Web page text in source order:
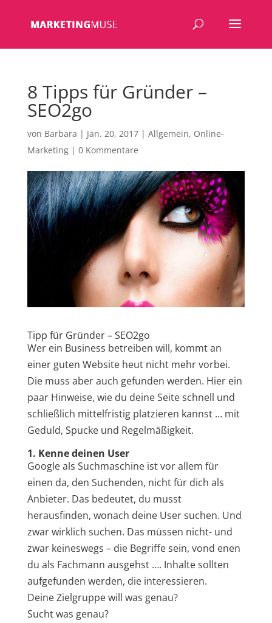
8 Tipps für Gründer –
SEO2go
von Barbara | Jan. 20, 2017| Allgemein, Online-
Marketing| 0 Kommentare
Tipp für Gründer – SEO2go
Wer ein Business betreiben will, kommt an
einer guten Website heut nicht mehr vorbei.
Die muss aber auch gefunden werden. Hier ein
paar Hinweise, wie du deine Seite schnell und
schließlich mittelfristig platzieren kannst … mit
Geduld, Spucke und Regelmäßigkeit.
1. Kenne deinen User
Google als Suchmaschine ist vor allem für
einen da, den Suchenden, nicht für dich als
Anbieter. Das bedeutet, du musst
herausfinden, wonach deine User suchen. Und
zwar wirklich suchen. Das müssen nicht- und
zwar keineswegs – die Begriffe sein, vond enen
du als Fachmann ausgehst …. Inhalte sollten
aufgefunden werden, die interessieren.
Deine Zielgruppe will was genau?
Sucht was genau?